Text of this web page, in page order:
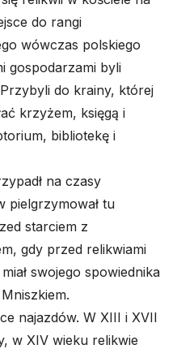
do rangi
wówczas polskiego
gospodarzami byli
do krainy, której
krzyżem, księgą i
bibliotekę i
na czasy
pielgrzymował tu
starciem z
gdy przed relikwiami
swojego spowiednika
najazdów. W XIII i XVII
w XIV wieku relikwie